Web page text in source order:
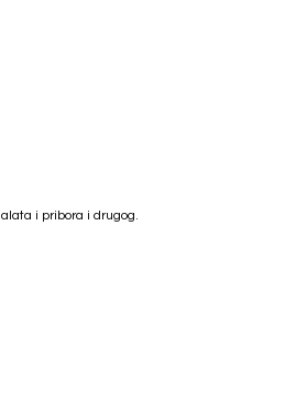
i pribora i drugog.